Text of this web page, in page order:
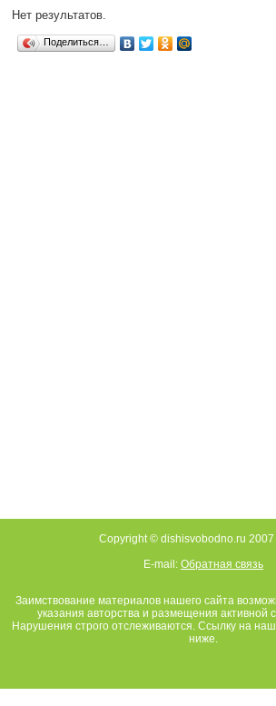
Нет результатов.
Поделиться…
Copyright © dishisvobodno.ru 2007
E-mail: Обратная связь
Заимствование материалов нашего сайта
указания авторства и размещения активной
Нарушения строго отслеживаются. Ссылку на
ниже.